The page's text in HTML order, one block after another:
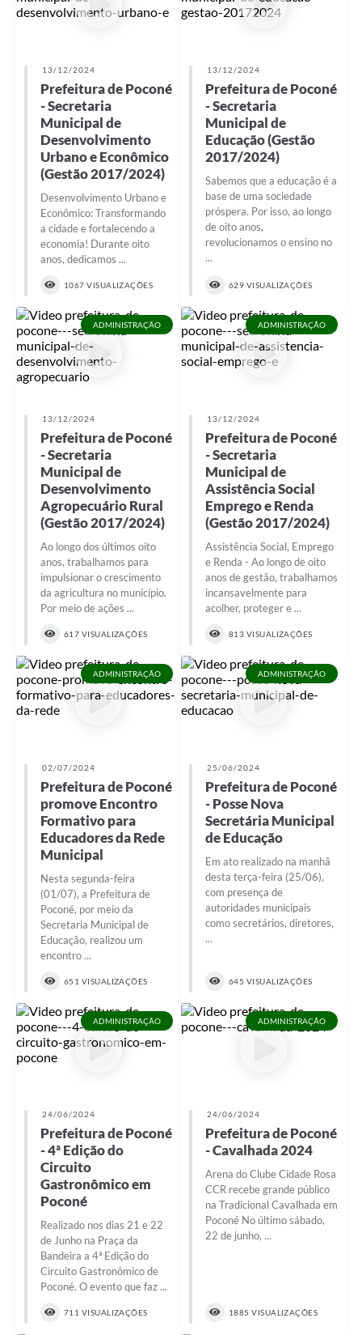
13/12/2024
Prefeitura de Poconé
- Secretaria
Municipal de
Desenvolvimento
Urbano e Econômico
(Gestão 2017/2024)
Desenvolvimento Urbano e
Econômico: Transformando
a cidade e fortalecendo a
economia! Durante oito
anos, dedicamos ...
1067 VISUALIZAÇÕES
13/12/2024
Prefeitura de Poconé
- Secretaria
Municipal de
Educação (Gestão
2017/2024)
Sabemos que a educação é a
base de uma sociedade
próspera. Por isso, ao longo
de oito anos,
revolucionamos o ensino no
...
629 VISUALIZAÇÕES
ADMINISTRAÇÃO
13/12/2024
Prefeitura de Poconé
- Secretaria
Municipal de
Desenvolvimento
Agropecuário Rural
(Gestão 2017/2024)
Ao longo dos últimos oito
anos, trabalhamos para
impulsionar o crescimento
da agricultura no município.
Por meio de ações ...
617 VISUALIZAÇÕES
ADMINISTRAÇÃO
13/12/2024
Prefeitura de Poconé
- Secretaria
Municipal de
Assistência Social
Emprego e Renda
(Gestão 2017/2024)
Assistência Social, Emprego
e Renda - Ao longo de oito
anos de gestão, trabalhamos
incansavelmente para
acolher, proteger e ...
813 VISUALIZAÇÕES
ADMINISTRAÇÃO
02/07/2024
Prefeitura de Poconé
promove Encontro
Formativo para
Educadores da Rede
Municipal
Nesta segunda-feira
(01/07), a Prefeitura de
Poconé, por meio da
Secretaria Municipal de
Educação, realizou um
encontro ...
651 VISUALIZAÇÕES
ADMINISTRAÇÃO
25/06/2024
Prefeitura de Poconé
- Posse Nova
Secretária Municipal
de Educação
Em ato realizado na manhã
desta terça-feira (25/06),
com presença de
autoridades municipais
como secretários, diretores,
...
645 VISUALIZAÇÕES
ADMINISTRAÇÃO
24/06/2024
Prefeitura de Poconé
- 4ª Edição do
Circuito
Gastronômico em
Poconé
Realizado nos dias 21 e 22
de Junho na Praça da
Bandeira a 4ª Edição do
Circuito Gastronômico de
Poconé. O evento que faz ...
711 VISUALIZAÇÕES
ADMINISTRAÇÃO
24/06/2024
Prefeitura de Poconé
- Cavalhada 2024
Arena do Clube Cidade Rosa
CCR recebe grande público
na Tradicional Cavalhada em
Poconé No último sábado,
22 de junho, ...
1885 VISUALIZAÇÕES